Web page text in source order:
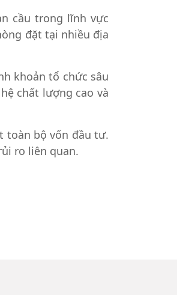
cầu trong lĩnh vực
đặt tại nhiều địa
khoản tổ chức sâu
chất lượng cao và
toàn bộ vốn đầu tư.
ro liên quan.